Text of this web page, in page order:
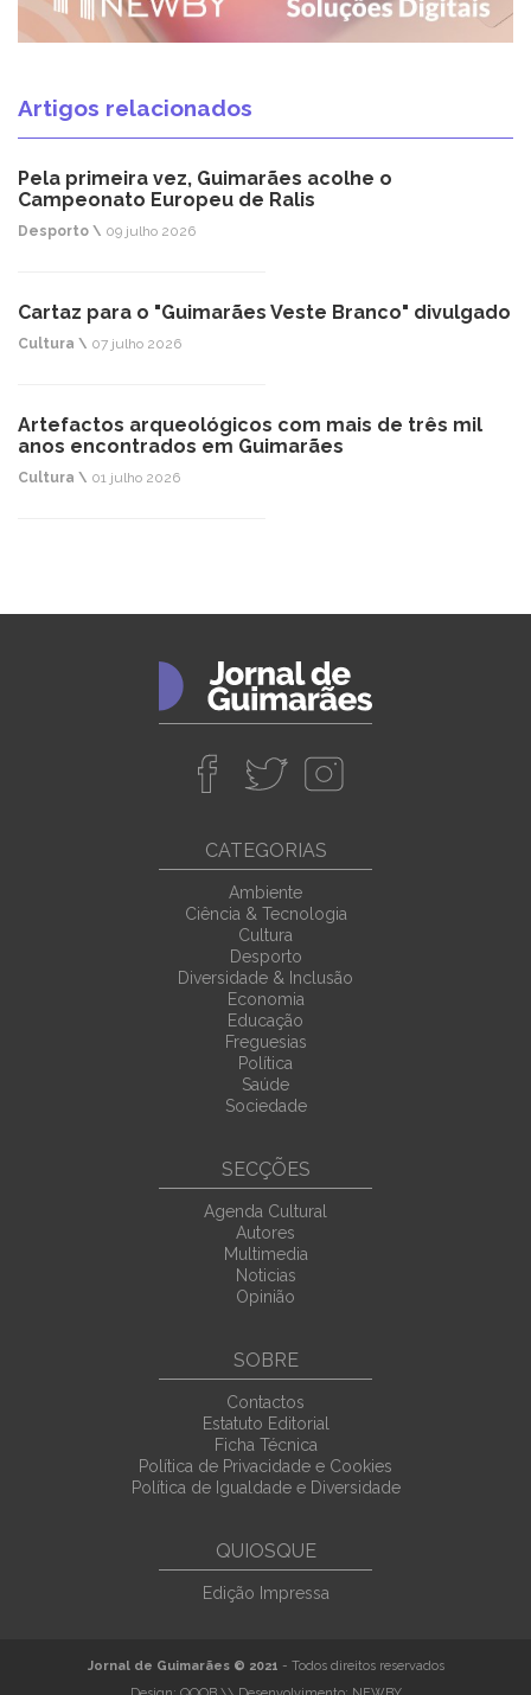
Artigos relacionados
Pela primeira vez, Guimarães acolhe o
Campeonato Europeu de Ralis
Desporto \ 09 julho 2026
Cartaz para o "Guimarães Veste Branco" divulgado
Cultura \ 07 julho 2026
Artefactos arqueológicos com mais de três mil
anos encontrados em Guimarães
Cultura \ 01 julho 2026
CATEGORIAS
Ambiente
Ciência & Tecnologia
Cultura
Desporto
Diversidade & Inclusão
Economia
Educação
Freguesias
Política
Saúde
Sociedade
SECÇÕES
Agenda Cultural
Autores
Multimedia
Noticias
Opinião
SOBRE
Contactos
Estatuto Editorial
Ficha Técnica
Política de Privacidade e Cookies
Política de Igualdade e Diversidade
QUIOSQUE
Edição Impressa
Jornal de Guimarães © 2021 - Todos direitos reservados